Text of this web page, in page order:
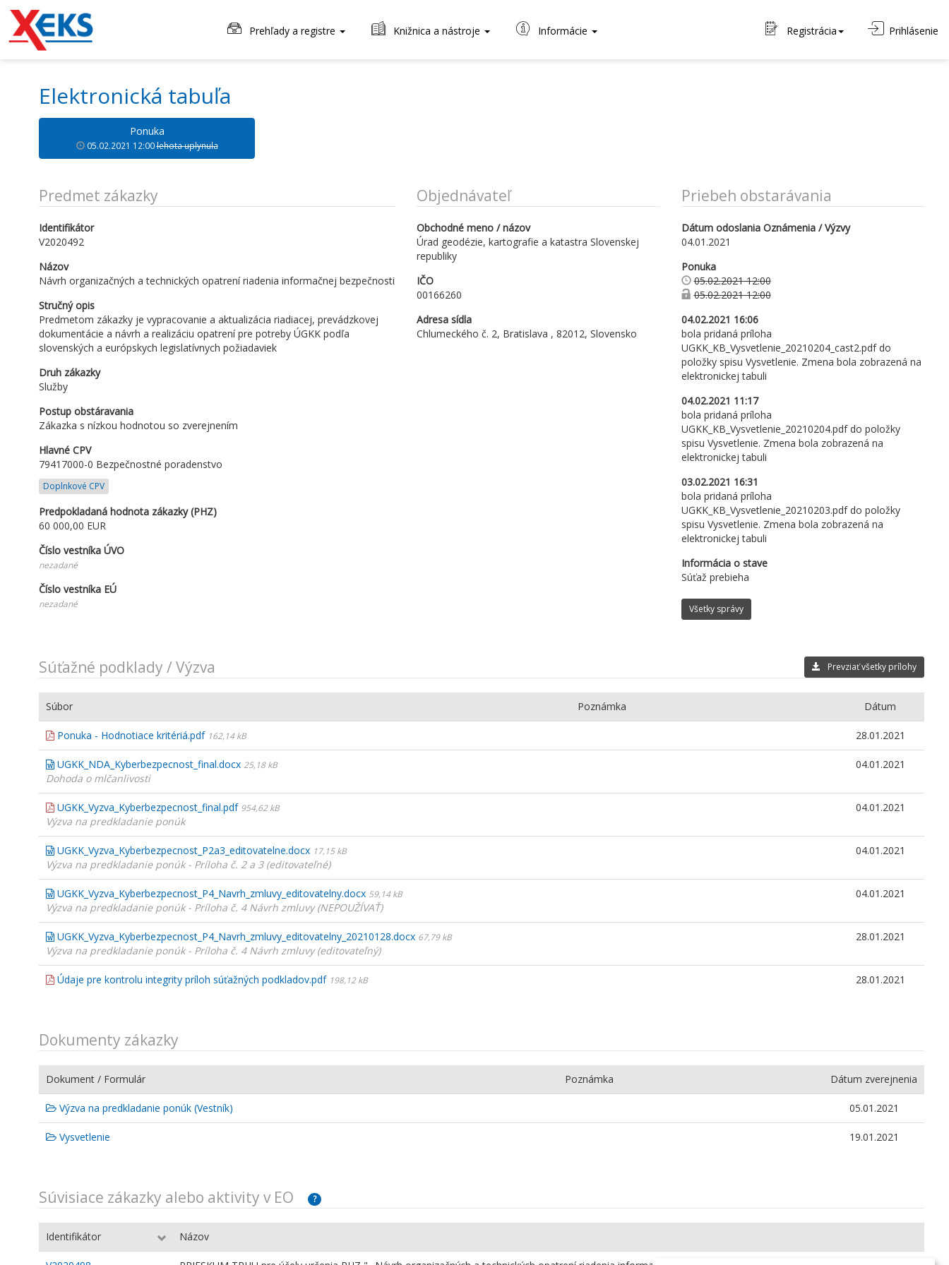
Prehľady a registre Knižnica a nástroje Informácie Registrácia Prihlásenie
Elektronická tabuľa
Ponuka
05.02.2021 12:00lehota uplynula
Predmet zákazky
Identifikátor
V2020492
Názov
Návrh organizačných a technických opatrení riadenia informačnej bezpečnosti
Stručný opis
Predmetom zákazky je vypracovanie a aktualizácia riadiacej, prevádzkovej
dokumentácie a návrh a realizáciu opatrení pre potreby ÚGKK podľa
slovenských a európskych legislatívnych požiadaviek
Druh zákazky
Služby
Postup obstáravania
Zákazka s nízkou hodnotou so zverejnením
Hlavné CPV
79417000-0 Bezpečnostné poradenstvo
Doplnkové CPV
Predpokladaná hodnota zákazky (PHZ)
60 000,00 EUR
Číslo vestníka ÚVO
nezadané
Číslo vestníka EÚ
nezadané
Objednávateľ
Obchodné meno / názov
Úrad geodézie, kartografie a katastra Slovenskej
republiky
IČO
00166260
Adresa sídla
Chlumeckého č. 2, Bratislava , 82012, Slovensko
Priebeh obstarávania
Dátum odoslania Oznámenia / Výzvy
04.01.2021
Ponuka
05.02.2021 12:00
05.02.2021 12:00
04.02.2021 16:06
bola pridaná príloha
UGKK_KB_Vysvetlenie_20210204_cast2.pdf do
položky spisu Vysvetlenie. Zmena bola zobrazená na
elektronickej tabuli
04.02.2021 11:17
bola pridaná príloha
UGKK_KB_Vysvetlenie_20210204.pdf do položky
spisu Vysvetlenie. Zmena bola zobrazená na
elektronickej tabuli
03.02.2021 16:31
bola pridaná príloha
UGKK_KB_Vysvetlenie_20210203.pdf do položky
spisu Vysvetlenie. Zmena bola zobrazená na
elektronickej tabuli
Informácia o stave
Súťaž prebieha
Všetky správy
Súťažné podklady / Výzva Prevziať všetky prílohy
Súbor Poznámka Dátum
Ponuka - Hodnotiace kritériá.pdf 162,14 kB 28.01.2021
UGKK_NDA_Kyberbezpecnost_final.docx 25,18 kB
Dohoda o mlčanlivosti
04.01.2021
UGKK_Vyzva_Kyberbezpecnost_final.pdf 954,62 kB
Výzva na predkladanie ponúk
04.01.2021
UGKK_Vyzva_Kyberbezpecnost_P2a3_editovatelne.docx 17,15 kB
Výzva na predkladanie ponúk - Príloha č. 2 a 3 (editovateľné)
04.01.2021
UGKK_Vyzva_Kyberbezpecnost_P4_Navrh_zmluvy_editovatelny.docx 59,14 kB
Výzva na predkladanie ponúk - Príloha č. 4 Návrh zmluvy (NEPOUŽÍVAŤ)
04.01.2021
UGKK_Vyzva_Kyberbezpecnost_P4_Navrh_zmluvy_editovatelny_20210128.docx 67,79 kB
Výzva na predkladanie ponúk - Príloha č. 4 Návrh zmluvy (editovateľný)
28.01.2021
Údaje pre kontrolu integrity príloh súťažných podkladov.pdf 198,12 kB 28.01.2021
Dokumenty zákazky
Dokument / Formulár Poznámka Dátum zverejnenia
Výzva na predkladanie ponúk (Vestník) 05.01.2021
Vysvetlenie 19.01.2021
Súvisiace zákazky alebo aktivity v EO ?
Identifikátor Názov